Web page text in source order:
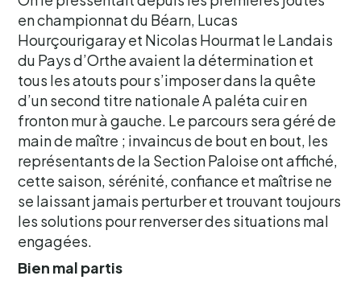
en championnat du Béarn, Lucas
Hourçourigaray et Nicolas Hourmat le Landais
du Pays d’Orthe avaient la détermination et
tous les atouts pour s’imposer dans la quête
d’un second titre nationale A paléta cuir en
fronton mur à gauche. Le parcours sera géré de
main de maître ; invaincus de bout en bout, les
représentants de la Section Paloise ont affiché,
cette saison, sérénité, confiance et maîtrise ne
se laissant jamais perturber et trouvant toujours
les solutions pour renverser des situations mal
engagées.
Bien mal partis